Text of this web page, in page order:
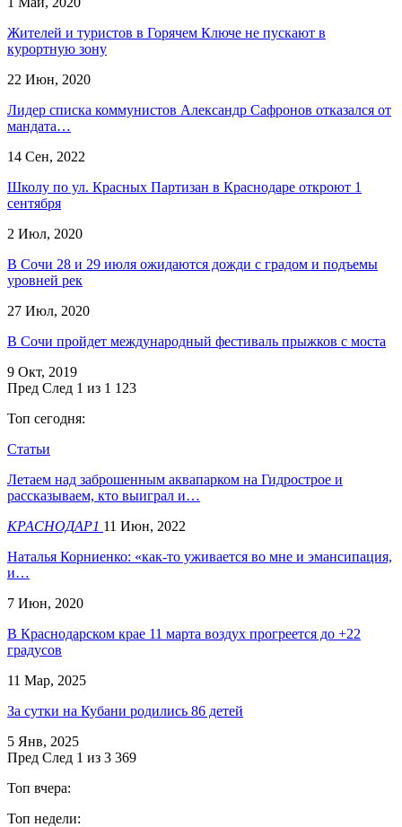
Жителей и туристов в Горячем Ключе не пускают в
курортную зону
22 Июн, 2020
​Лидер списка коммунистов Александр Сафронов отказался от
мандата…
14 Сен, 2022
Школу по ул. Красных Партизан в Краснодаре откроют 1
сентября
2 Июл, 2020
В Сочи 28 и 29 июля ожидаются дожди с градом и подъемы
уровней рек
27 Июл, 2020
В Сочи пройдет международный фестиваль прыжков с моста
9 Окт, 2019
Пред След 1 из 1 123
Топ сегодня:
Статьи
Летаем над заброшенным аквапарком на Гидрострое и
рассказываем, кто выиграл и…
КРАСНОДАР1 11 Июн, 2022
Наталья Корниенко: «как-то уживается во мне и эмансипация,
и…
7 Июн, 2020
В Краснодарском крае 11 марта воздух прогреется до +22
градусов
11 Мар, 2025
За сутки на Кубани родились 86 детей
5 Янв, 2025
Пред След 1 из 3 369
Топ вчера:
Топ недели: